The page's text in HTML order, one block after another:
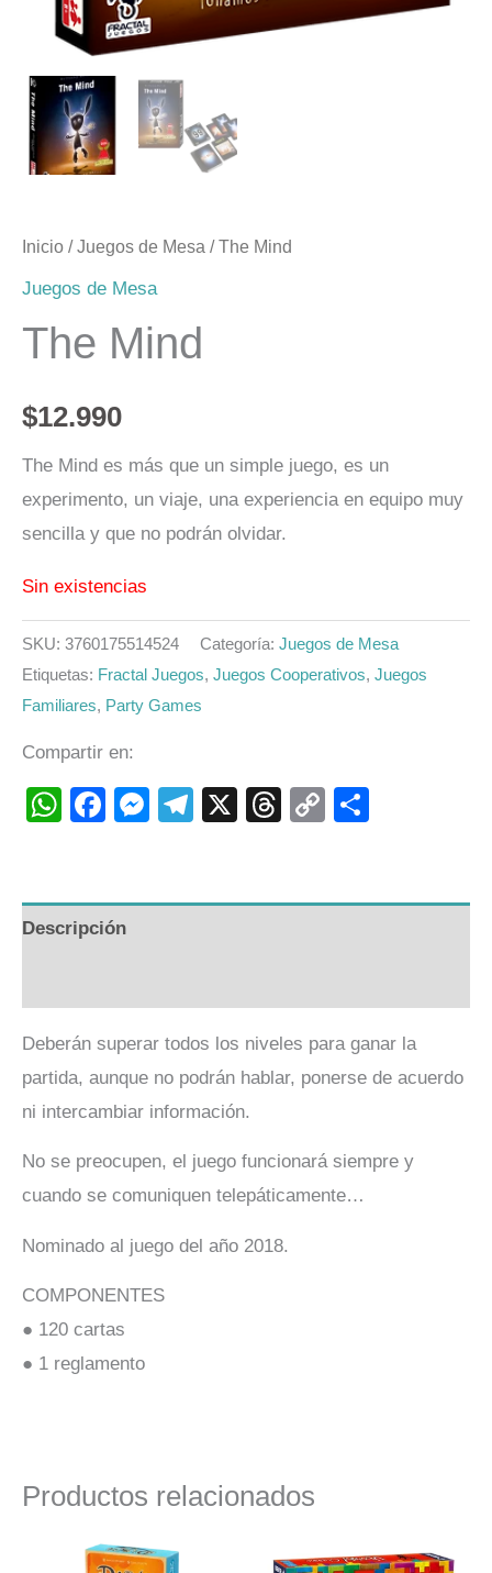
Inicio /Juegos de Mesa / The Mind
Juegos de Mesa
The Mind
$12.990
The Mind es más que un simple juego, es un
experimento, un viaje, una experiencia en equipo muy
sencilla y que no podrán olvidar.
Sin existencias
SKU: 3760175514524 Categoría: Juegos de Mesa
Etiquetas: Fractal Juegos, Juegos Cooperativos, Juegos
Familiares, Party Games
Compartir en:
WhatsApp
Facebook
Messenger
Telegram
X Threads
Copy
Descripción
Deberán superar todos los niveles para ganar la
partida, aunque no podrán hablar, ponerse de acuerdo
ni intercambiar información.
No se preocupen, el juego funcionará siempre y
cuando se comuniquen telepáticamente…
Nominado al juego del año 2018.
COMPONENTES
● 120 cartas
● 1 reglamento
Productos relacionados